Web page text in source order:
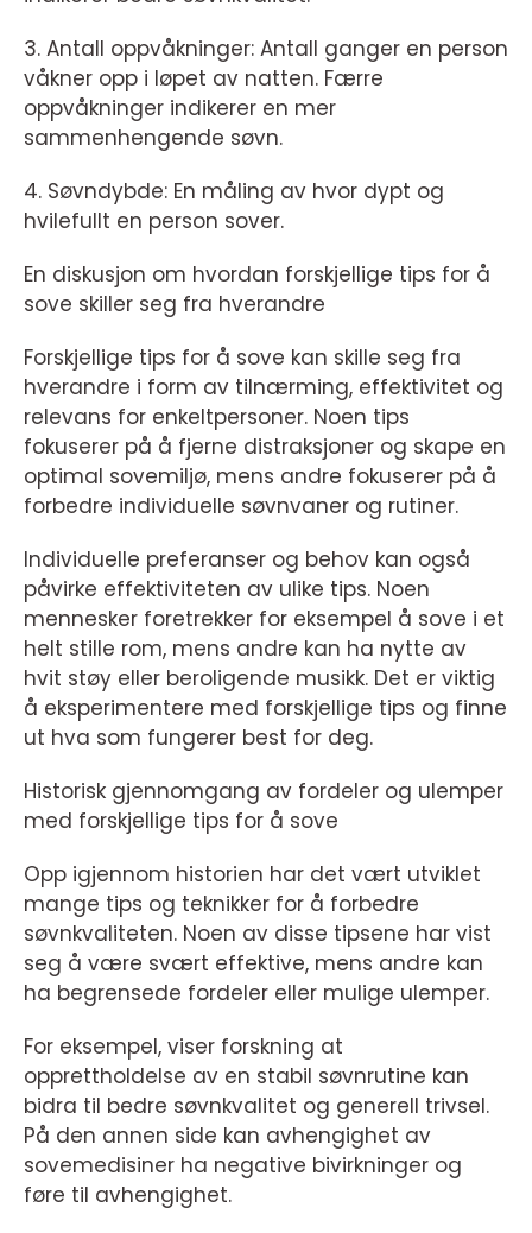
3. Antall oppvåkninger: Antall ganger en person
våkner opp i løpet av natten. Færre
oppvåkninger indikerer en mer
sammenhengende søvn.
4. Søvndybde: En måling av hvor dypt og
hvilefullt en person sover.
En diskusjon om hvordan forskjellige tips for å
sove skiller seg fra hverandre
Forskjellige tips for å sove kan skille seg fra
hverandre i form av tilnærming, effektivitet og
relevans for enkeltpersoner. Noen tips
fokuserer på å fjerne distraksjoner og skape en
optimal sovemiljø, mens andre fokuserer på å
forbedre individuelle søvnvaner og rutiner.
Individuelle preferanser og behov kan også
påvirke effektiviteten av ulike tips. Noen
mennesker foretrekker for eksempel å sove i et
helt stille rom, mens andre kan ha nytte av
hvit støy eller beroligende musikk. Det er viktig
å eksperimentere med forskjellige tips og finne
ut hva som fungerer best for deg.
Historisk gjennomgang av fordeler og ulemper
med forskjellige tips for å sove
Opp igjennom historien har det vært utviklet
mange tips og teknikker for å forbedre
søvnkvaliteten. Noen av disse tipsene har vist
seg å være svært effektive, mens andre kan
ha begrensede fordeler eller mulige ulemper.
For eksempel, viser forskning at
opprettholdelse av en stabil søvnrutine kan
bidra til bedre søvnkvalitet og generell trivsel.
På den annen side kan avhengighet av
sovemedisiner ha negative bivirkninger og
føre til avhengighet.